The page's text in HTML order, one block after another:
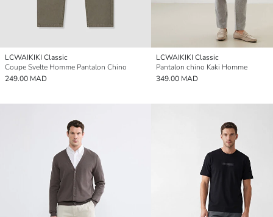
LCWAIKIKI Classic
Coupe Svelte Homme Pantalon Chino
249.00 MAD
LCWAIKIKI Classic
Pantalon chino Kaki Homme
349.00 MAD